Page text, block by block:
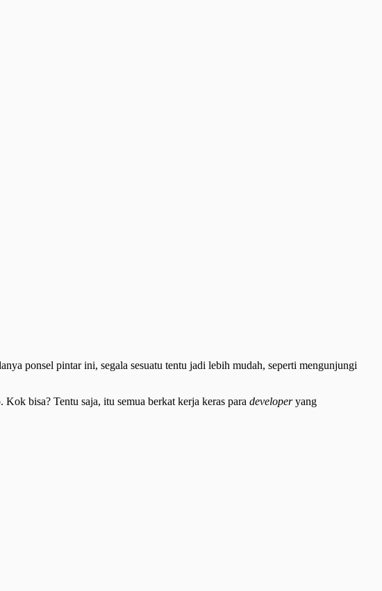
ponsel pintar ini, segala sesuatu tentu jadi lebih mudah, seperti mengunjungi
bisa? Tentu saja, itu semua berkat kerja keras para developeryang